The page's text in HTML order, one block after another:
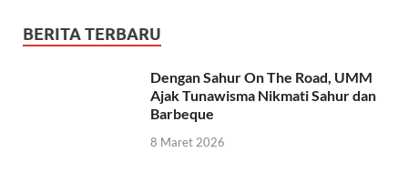
BERITA TERBARU
Dengan Sahur On The Road, UMM
Ajak Tunawisma Nikmati Sahur dan
Barbeque
8 Maret 2026